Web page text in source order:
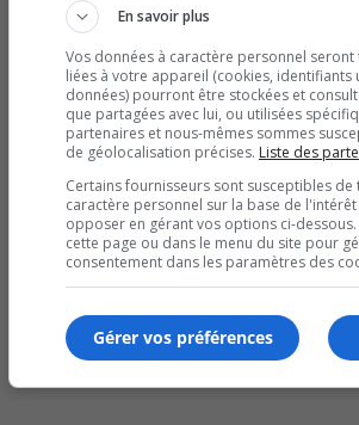
En savoir plus
Vos données à caractère personnel
liées à votre appareil (cookies, identifiants
données) pourront être stockées et
que partagées avec lui, ou utilisées
partenaires et nous-mêmes sommes
de géolocalisation précises. Liste des
Certains fournisseurs sont susceptibles
caractère personnel sur la base de
opposer en gérant vos options ci-dessous.
cette page ou dans le menu du site pour
consentement dans les paramètres des
Gérer vos préférences